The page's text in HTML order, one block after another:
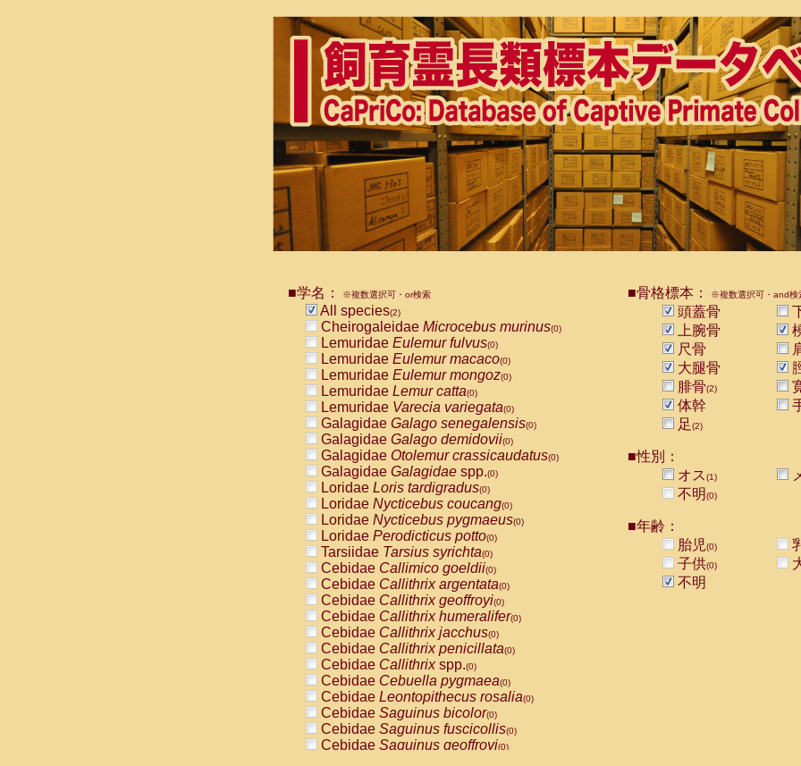
■学名： ※複数選択可・or検索
All species(2)
Cheirogaleidae Microcebus murinus(0)
Lemuridae Eulemur fulvus(0)
Lemuridae Eulemur macaco(0)
Lemuridae Eulemur mongoz(0)
Lemuridae Lemur catta(0)
Lemuridae Varecia variegata(0)
Galagidae Galago senegalensis(0)
Galagidae Galago demidovii(0)
Galagidae Otolemur crassicaudatus(0)
Galagidae Galagidae spp.(0)
Loridae Loris tardigradus(0)
Loridae Nycticebus coucang(0)
Loridae Nycticebus pygmaeus(0)
Loridae Perodicticus potto(0)
Tarsiidae Tarsius syrichta(0)
Cebidae Callimico goeldii(0)
Cebidae Callithrix argentata(0)
Cebidae Callithrix geoffroyi(0)
Cebidae Callithrix humeralifer(0)
Cebidae Callithrix jacchus(0)
Cebidae Callithrix penicillata(0)
Cebidae Callithrixspp.(0)
Cebidae Cebuella pygmaea(0)
Cebidae Leontopithecus rosalia(0)
Cebidae Saguinus bicolor(0)
Cebidae Saguinus fuscicollis(0)
Cebidae Saguinus geoffroyi(0)
■骨格標本： ※複数選択可・and検
頭蓋骨
上腕骨
尺骨
大腿骨
腓骨(2)
体幹
足(2)
■性別：
オス(1)
不明(0)
■年齢：
胎児(0)
子供(0)
不明